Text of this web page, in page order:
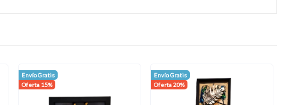
Envío Gratis
Oferta 15%
Envío Gratis
Oferta 20%